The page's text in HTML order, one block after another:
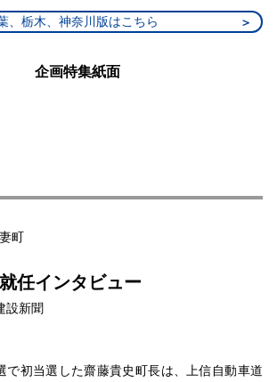
、栃木、神奈川版はこちら
企画特集紙面
町
任インタビュー
設新聞
で初当選した齋藤貴史町長は、上信自動車道